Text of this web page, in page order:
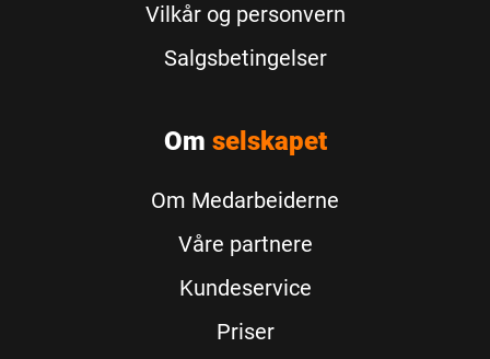
Vilkår og personvern
Salgsbetingelser
Om selskapet
Om Medarbeiderne
Våre partnere
Kundeservice
Priser